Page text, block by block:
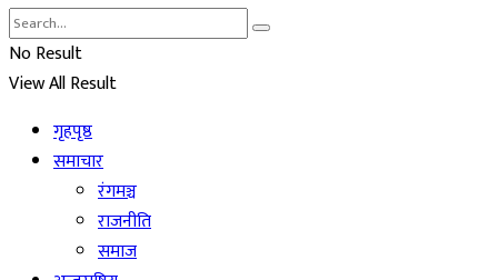
No Result
View All Result
गृहपृष्ठ
समाचार
रंगमञ्च
राजनीति
समाज